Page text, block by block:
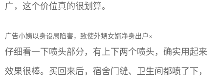
广，这个价位真的很划算。
广告小姨以身设局陷害，致使外甥女婿净身出户×
仔细看一下喷头部分，有上下两个喷头，确实用起来
效果很棒。买回来后，宿舍门缝、卫生间都喷了下，